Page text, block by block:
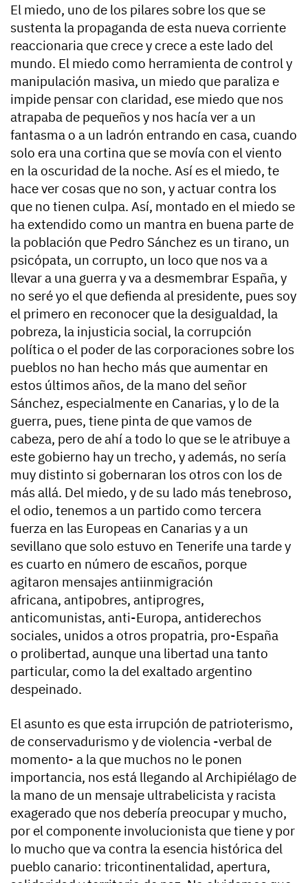
El miedo, uno de los pilares sobre los que se
sustenta la propaganda de esta nueva corriente
reaccionaria que crece y crece a este lado del
mundo. El miedo como herramienta de control y
manipulación masiva, un miedo que paraliza e
impide pensar con claridad, ese miedo que nos
atrapaba de pequeños y nos hacía ver a un
fantasma o a un ladrón entrando en casa, cuando
solo era una cortina que se movía con el viento
en la oscuridad de la noche. Así es el miedo, te
hace ver cosas que no son, y actuar contra los
que no tienen culpa. Así, montado en el miedo se
ha extendido como un mantra en buena parte de
la población que Pedro Sánchez es un tirano, un
psicópata, un corrupto, un loco que nos va a
llevar a una guerra y va a desmembrar España, y
no seré yo el que defienda al presidente, pues soy
el primero en reconocer que la desigualdad, la
pobreza, la injusticia social, la corrupción
política o el poder de las corporaciones sobre los
pueblos no han hecho más que aumentar en
estos últimos años, de la mano del señor
Sánchez, especialmente en Canarias, y lo de la
guerra, pues, tiene pinta de que vamos de
cabeza, pero de ahí a todo lo que se le atribuye a
este gobierno hay un trecho, y además, no sería
muy distinto si gobernaran los otros con los de
más allá. Del miedo, y de su lado más tenebroso,
el odio, tenemos a un partido como tercera
fuerza en las Europeas en Canarias y a un
sevillano que solo estuvo en Tenerife una tarde y
es cuarto en número de escaños, porque
agitaron mensajes antiinmigración
africana, antipobres, antiprogres,
anticomunistas, anti-Europa, antiderechos
sociales, unidos a otros propatria, pro-España
o prolibertad, aunque una libertad una tanto
particular, como la del exaltado argentino
despeinado.
El asunto es que esta irrupción de patrioterismo,
de conservadurismo y de violencia -verbal de
momento- a la que muchos no le ponen
importancia, nos está llegando al Archipiélago de
la mano de un mensaje ultrabelicista y racista
exagerado que nos debería preocupar y mucho,
por el componente involucionista que tiene y por
lo mucho que va contra la esencia histórica del
pueblo canario: tricontinentalidad, apertura,